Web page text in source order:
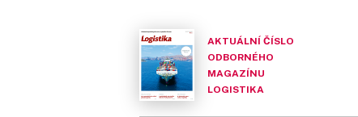
AKTUÁLNÍ ČÍSLO
ODBORNÉHO
MAGAZÍNU
LOGISTIKA